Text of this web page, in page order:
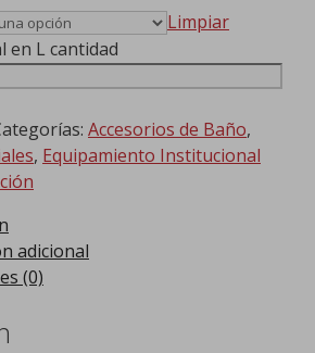
Limpiar
en L cantidad
Accesorios de Baño,
, Equipamiento Institucional
adicional
(0)